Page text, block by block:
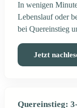
In wenigen
Lebenslauf oder
bei Quereinstieg
Jetzt
Quereinstieg: